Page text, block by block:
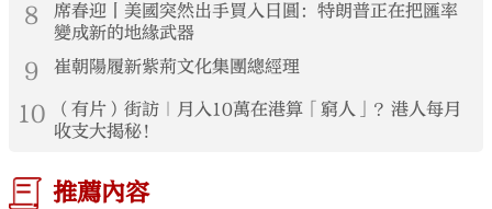
8
席春迎丨美國突然出手買入日圓：特朗普正在把匯率
變成新的地緣武器
9 崔朝陽履新紫荊文化集團總經理
10
（有片）街訪｜月入10萬在港算「窮人」？港人每月
收支大揭秘！
推薦內容